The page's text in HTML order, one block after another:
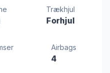
Trækhjul
Forhjul
Airbags
4